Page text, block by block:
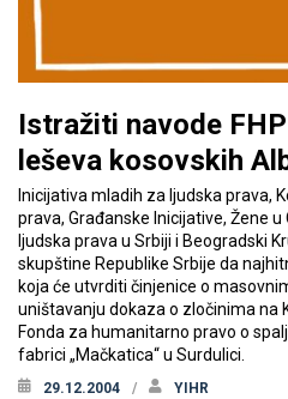
Istražiti navode
leševa kosovskih
Inicijativa mladih za ljudska prava,
prava, Građanske Inicijative, Žene
ljudska prava u Srbiji i Beogradski
skupštine Republike Srbije da
koja će utvrditi činjenice o
uništavanju dokaza o zločinima na
Fonda za humanitarno pravo o
fabrici „Mačkatica“ u Surdulici.
29.12.2004 YIHR